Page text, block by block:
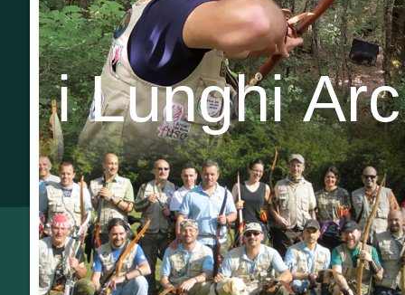
i Lunghi